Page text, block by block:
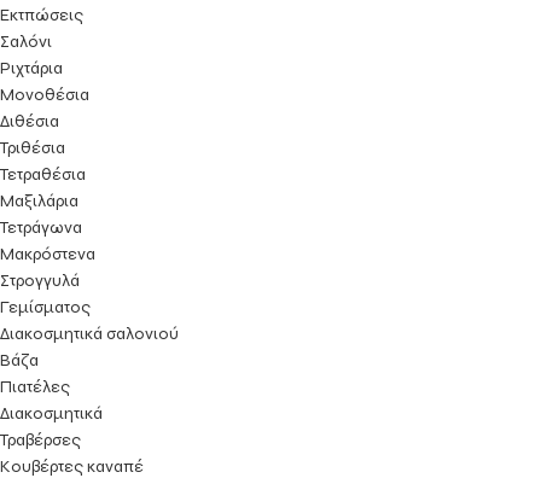
Εκτπώσεις
Σαλόνι
Ριχτάρια
Μονοθέσια
Διθέσια
Τριθέσια
Τετραθέσια
Μαξιλάρια
Τετράγωνα
Μακρόστενα
Στρογγυλά
Γεμίσματος
Διακοσμητικά σαλονιού
Βάζα
Πιατέλες
Διακοσμητικά
Τραβέρσες
Κουβέρτες καναπέ